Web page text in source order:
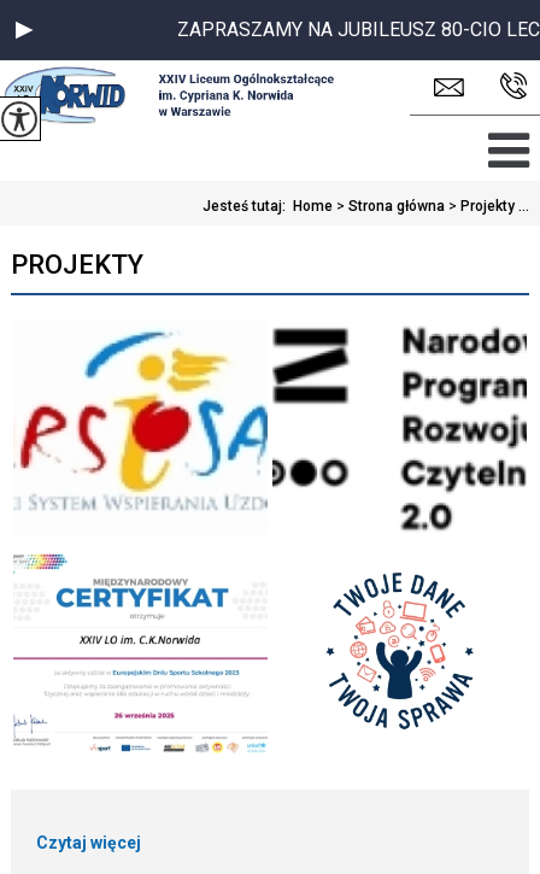
ZAPRASZAMY NA JUBILEUSZ 80-CIO
Jesteś tutaj: Home > Strona główna > Projekty ...
PROJEKTY
Czytaj więcej